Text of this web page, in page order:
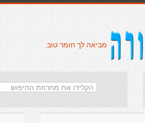
מביאה לך חומר טוב.